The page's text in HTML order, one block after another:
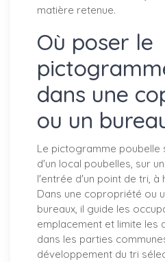
matière retenue.
Où poser le
dans une
ou un
Le pictogramme poubelle
d'un local poubelles, sur
l'entrée d'un point de tri, à
Dans une copropriété ou
bureaux, il guide les
emplacement et limite les
dans les parties
développement du tri